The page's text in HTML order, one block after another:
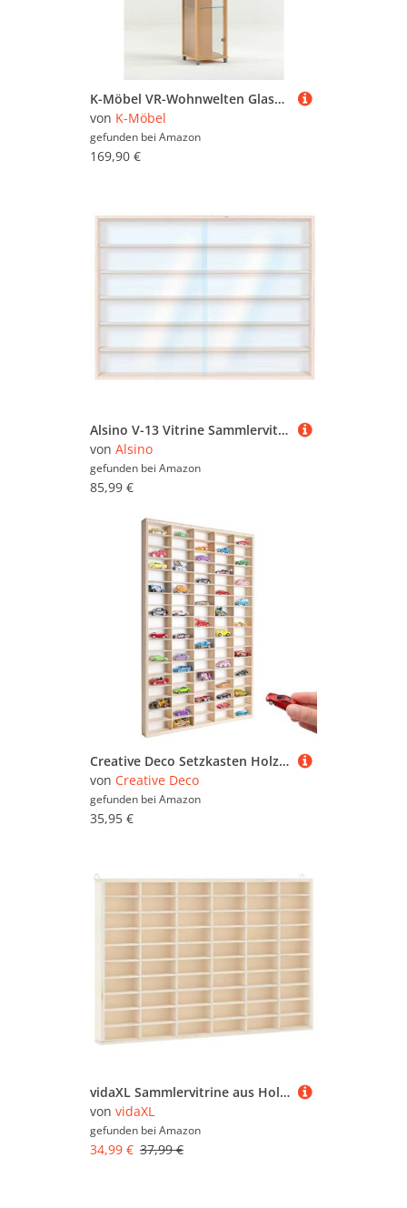
K-Möbel VR-Wohnwelten Glasvitrine (172x32x33cm) in Buche Dekor mit 4 Glasböden - Modellauto Vitrine - Vitrinenschrank Buche Dekor - Sammlervitrine - Wohnzimmerschrank Regal Wand Schrank
von K-Möbel
gefunden bei Amazon
169,90 €
Alsino V-13 Vitrine Sammlervitrine 100 cm x 58 cm x 8,5 cm Birke Mutliplex Natur Setzkasten für Figuren, Steine, Modelle, Fingerhüte
von Alsino
gefunden bei Amazon
85,99 €
Creative Deco Setzkasten Holz Sammlervitrine für Autos - 90 verstellbare Fächer Vertikales Wandregal für Miniaturen | Schaukasten Vitrine Hängend Sammelbox Sammelvitrine Sortierbox 78,8 x 50 x 4,5 cm
von Creative Deco
gefunden bei Amazon
35,95 €
vidaXL Sammlervitrine aus Holz mit 60 Fächern, Hängevitrine für Wohnzimmer Esszimmer Schlafzimmer, Wandregal Hängeregal Vitrine Deko
von vidaXL
gefunden bei Amazon
34,99 € 37,99 €